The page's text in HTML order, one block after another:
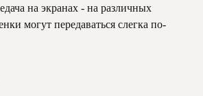
на экранах - на различных
могут передаваться слегка по-